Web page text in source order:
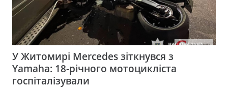
У Житомирі Mercedes зіткнувся з
Yamaha: 18-річного мотоцикліста
госпіталізували